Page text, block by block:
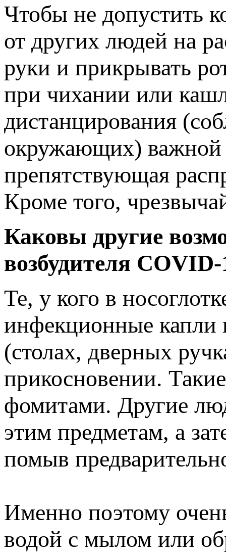
Чтобы не допустить
от других людей на
руки и прикрывать
при чихании или
дистанцирования
окружающих) важной
препятствующая
Кроме того,
Каковы другие
возбудителя COVID-
Те, у кого в
инфекционные капли
(столах, дверных
прикосновении.
фомитами. Другие
этим предметам, а
помыв
Именно поэтому
водой с мылом или